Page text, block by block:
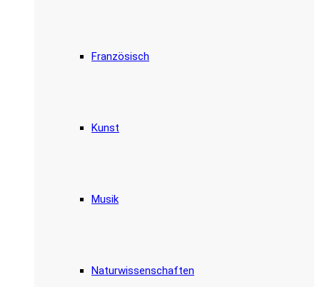
Französisch
Kunst
Musik
Naturwissenschaften